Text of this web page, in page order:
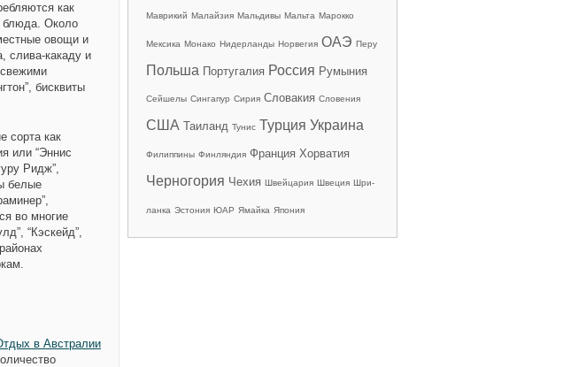
как
блюда. Около
овощи и
слива-какаду и
бисквиты
сорта как
или “Эннис
Ридж”,
белые
во многие
“Кэскейд”,
в Австралии
Маврикий Малайзия Мальдивы Мальта Марокко
Мексика Монако Нидерланды Норвегия ОАЭ Перу
Польша Португалия Россия Румыния
Сейшелы Сингапур Сирия Словакия Словения
США Таиланд Тунис Турция Украина
Филиппины Финляндия Франция Хорватия
Черногория Чехия Швейцария Швеция Шри-
ланка Эстония ЮАР Ямайка Япония